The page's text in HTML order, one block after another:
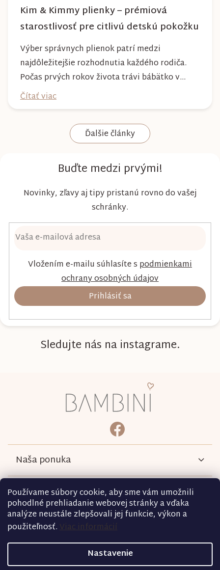
Používame súbory cookie, aby sme vám umožnili
pohodlné prehliadanie webovej stránky a vďaka
analýze neustále zlepšovali jej funkcie, výkon a
použiteľnosť.Viac informácií
Nastavenie
Kim & Kimmy plienky – prémiová
starostlivosť pre citlivú detskú pokožku
Výber správnych plienok patrí medzi
najdôležitejšie rozhodnutia každého rodiča.
Počas prvých rokov života trávi bábätko v
plienke väčšinu dňa, preto by mala poskytovať
nielen spoľahlivú ochranu, ale aj maximálny
komfort a šetrnosť k citlivej pokožke. Plienky
Kim & Kimmy boli vyvinuté s dôrazom na
Čítať viac
Ďalšie články
Buďte medzi prvými!
Novinky, zľavy aj tipy pristanú rovno do vašej
schránky.
Vložením e-mailu súhlasíte s podmienkami
ochrany osobných údajov
Prihlásiť sa
Sledujte nás na instagrame.
bambini.kociky
https://www.facebook.com/
Naša ponuka
Informácie
Podmienky